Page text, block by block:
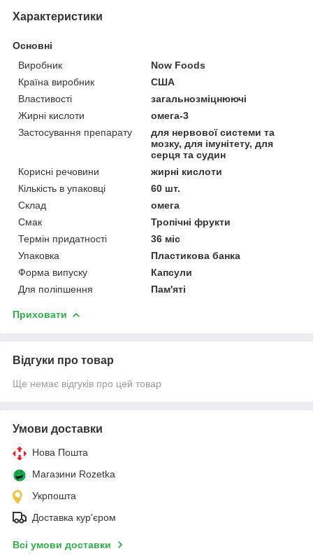
Характеристики
Основні
Виробник
Now Foods
Країна виробник
США
Властивості
загальнозміцнюючі
Жирні кислоти
омега-3
Застосування препарату
для нервової системи та
мозку, для імунітету, для
серця та судин
Корисні речовини
жирні кислоти
Кількість в упаковці
60 шт.
Склад
омега
Смак
Тропічні фрукти
Термін придатності
36 міс
Упаковка
Пластикова банка
Форма випуску
Капсули
Для поліпшення
Пам'яті
Приховати
Відгуки про товар
Ще немає відгуків про цей товар
Умови доставки
Нова Пошта
Магазини Rozetka
Укрпошта
Доставка кур'єром
Всі умови доставки